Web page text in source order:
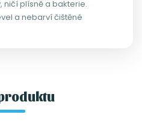
plísně a bakterie.
a nebarví čištěné